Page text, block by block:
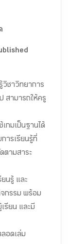
วิชาวิทยาการ
สามารถให้ครู
กมเป็นฐานได้
ารเรียนรู้ที่
ตามสาระ
นรู้ และ
จกรรม พร้อม
รียน และมี
อดเล่ม